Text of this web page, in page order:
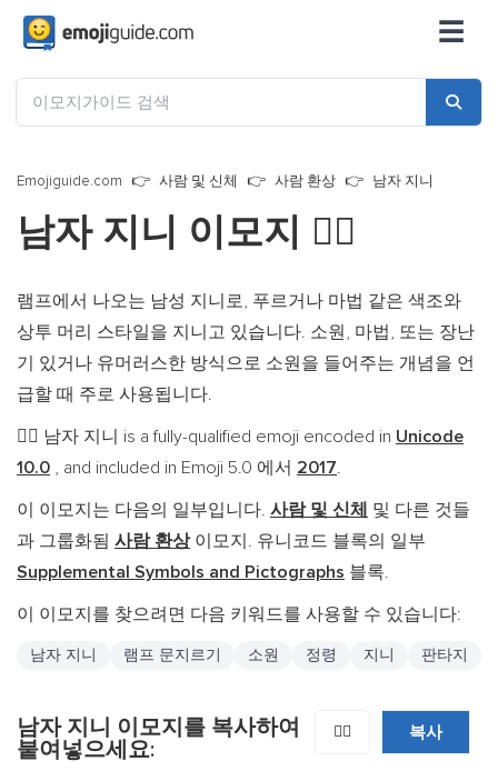
☰
Emojiguide.com 사람 및 신체 사람 환상 남자 지니
남자 지니 이모지 🧞‍♂️
램프에서 나오는 남성 지니로, 푸르거나 마법 같은 색조와
상투 머리 스타일을 지니고 있습니다. 소원, 마법, 또는 장난
기 있거나 유머러스한 방식으로 소원을 들어주는 개념을 언
급할 때 주로 사용됩니다.
🧞‍♂️ 남자 지니 is a fully-qualified emoji encoded in Unicode
10.0 , and included in Emoji 5.0 에서 2017.
이 이모지는 다음의 일부입니다. 사람 및 신체 및 다른 것들
과 그룹화됨 사람 환상이모지. 유니코드 블록의 일부
Supplemental Symbols and Pictographs 블록.
이 이모지를 찾으려면 다음 키워드를 사용할 수 있습니다:
남자 지니 램프 문지르기 소원 정령 지니 판타지
남자 지니 이모지를 복사하여
붙여넣으세요:
🧞‍♂️ 복사